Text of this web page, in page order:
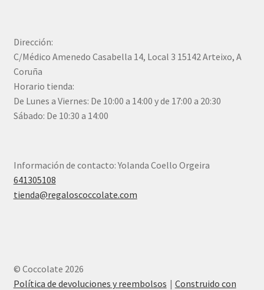
Dirección:
C/Médico Amenedo Casabella 14, Local 3 15142 Arteixo, A
Coruña
Horario tienda:
De Lunes a Viernes: De 10:00 a 14:00 y de 17:00 a 20:30
Sábado: De 10:30 a 14:00
Información de contacto: Yolanda Coello Orgeira
641305108
tienda@regaloscoccolate.com
© Coccolate 2026
Política de devoluciones y reembolsos
Construido con